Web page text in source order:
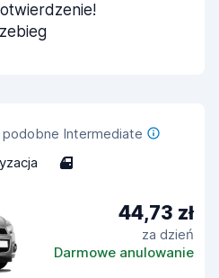
podobne Intermediate
4
44,73 zł
za dzień
Darmowe anulowanie